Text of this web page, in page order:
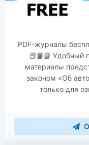
PDF-журналы
📕📙📘 Удобный
материалы
законом «Об
только для